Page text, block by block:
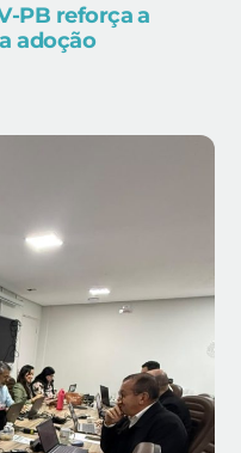
PB reforça a
adoção